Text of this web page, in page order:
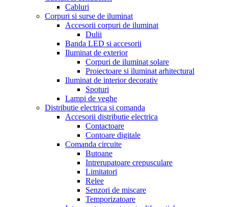
Cabluri
Corpuri si surse de iluminat
Accesorii corpuri de iluminat
Dulii
Banda LED si accesorii
Iluminat de exterior
Corpuri de iluminat solare
Proiectoare si iluminat arhitectural
Iluminat de interior decorativ
Spoturi
Lampi de veghe
Distributie electrica si comanda
Accesorii distributie electrica
Contactoare
Contoare digitale
Comanda circuite
Butoane
Intrerupatoare crepusculare
Limitatori
Relee
Senzori de miscare
Temporizatoare